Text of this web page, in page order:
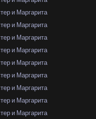
и Маргарита
и Маргарита
и Маргарита
и Маргарита
и Маргарита
и Маргарита
и Маргарита
и Маргарита
и Маргарита